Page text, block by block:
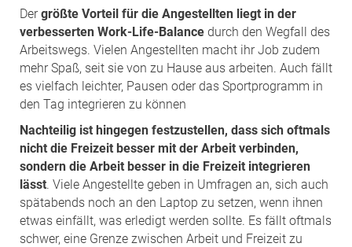
Dergrößte Vorteil für die Angestellten liegt in der
verbesserten Work-Life-Balance durch den Wegfall des
Arbeitswegs. Vielen Angestellten macht ihr Job zudem
mehr Spaß, seit sie von zu Hause aus arbeiten. Auch fällt
es vielfach leichter, Pausen oder das Sportprogramm in
den Tag integrieren zu können
Nachteilig ist hingegen festzustellen, dass sich oftmals
nicht die Freizeit besser mit der Arbeit verbinden,
sondern die Arbeit besser in die Freizeit integrieren
lässt. Viele Angestellte geben in Umfragen an, sich auch
spätabends noch an den Laptop zu setzen, wenn ihnen
etwas einfällt, was erledigt werden sollte. Es fällt oftmals
schwer, eine Grenze zwischen Arbeit und Freizeit zu